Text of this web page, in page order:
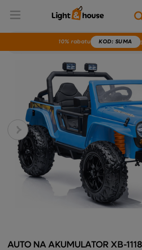
10% rabatu KOD: SUMA
AUTO NA AKUMULATOR XB-